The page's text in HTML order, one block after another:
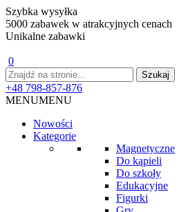
Szybka wysyłka
5000 zabawek w atrakcyjnych cenach
Unikalne zabawki
0
+48 798-857-876
MENUMENU
Nowości
Kategorie
Magnetyczne
Do kąpieli
Do szkoły
Edukacyjne
Figurki